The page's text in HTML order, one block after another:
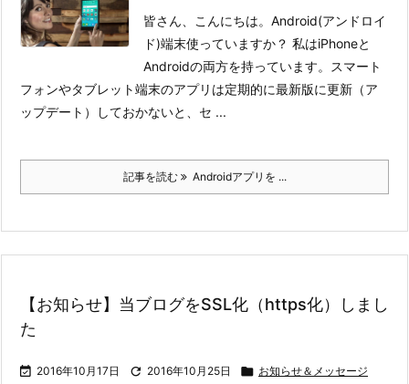
皆さん、こんにちは。Android(アンドロイ
ド)端末使っていますか？ 私はiPhoneと
Androidの両方を持っています。
スマート
フォンやタブレット端末のアプリは定期的に最新版に更新（ア
ップデート）しておかないと、セ ...
記事を読む Androidアプリを ...
【お知らせ】当ブログをSSL化（https化）しまし
た
 2016年10月17日  2016年10月25日  お知らせ＆メッセージ